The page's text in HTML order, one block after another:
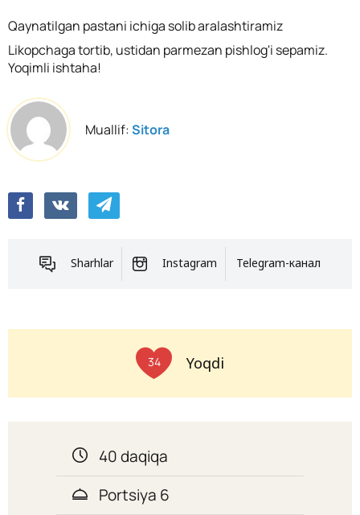
Qaynatilgan pastani ichiga solib aralashtiramiz
Likopchaga tortib, ustidan parmezan pishlog'i sepamiz.
Yoqimli ishtaha!
Muallif:Sitora
Sharhlar Instagram Telegram-канал
34 Yoqdi
40 daqiqa
Portsiya 6